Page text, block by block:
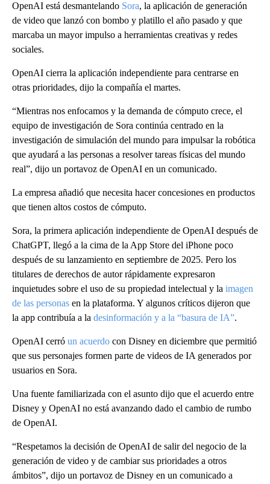
OpenAI está desmantelando Sora, la aplicación de generación
de video que lanzó con bombo y platillo el año pasado y que
marcaba un mayor impulso a herramientas creativas y redes
sociales.
OpenAI cierra la aplicación independiente para centrarse en
otras prioridades, dijo la compañía el martes.
“Mientras nos enfocamos y la demanda de cómputo crece, el
equipo de investigación de Sora continúa centrado en la
investigación de simulación del mundo para impulsar la robótica
que ayudará a las personas a resolver tareas físicas del mundo
real”, dijo un portavoz de OpenAI en un comunicado.
La empresa añadió que necesita hacer concesiones en productos
que tienen altos costos de cómputo.
Sora, la primera aplicación independiente de OpenAI después de
ChatGPT, llegó a la cima de la App Store del iPhone poco
después de su lanzamiento en septiembre de 2025. Pero los
titulares de derechos de autor rápidamente expresaron
inquietudes sobre el uso de su propiedad intelectual y la imagen
de las personas en la plataforma. Y algunos críticos dijeron que
la app contribuía a la desinformación y a la “basura de IA”.
OpenAI cerró un acuerdo con Disney en diciembre que permitió
que sus personajes formen parte de videos de IA generados por
usuarios en Sora.
Una fuente familiarizada con el asunto dijo que el acuerdo entre
Disney y OpenAI no está avanzando dado el cambio de rumbo
de OpenAI.
“Respetamos la decisión de OpenAI de salir del negocio de la
generación de video y de cambiar sus prioridades a otros
ámbitos”, dijo un portavoz de Disney en un comunicado a